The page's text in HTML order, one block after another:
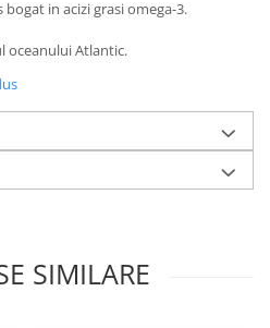
in acizi grasi omega-3.
oceanului Atlantic.
SIMILARE